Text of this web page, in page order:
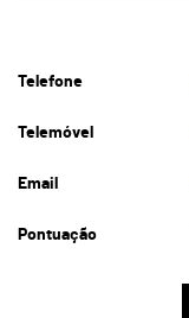
Telefone
Telemóvel
Email
Pontuação